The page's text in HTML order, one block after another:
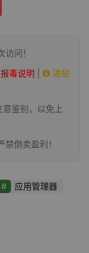
问！
报毒说明
进站
意鉴别，以免上
倒卖盈利！
应用管理器